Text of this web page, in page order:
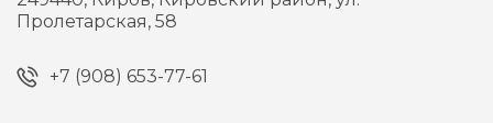
Пролетарская, 58
+7 (908) 653-77-61